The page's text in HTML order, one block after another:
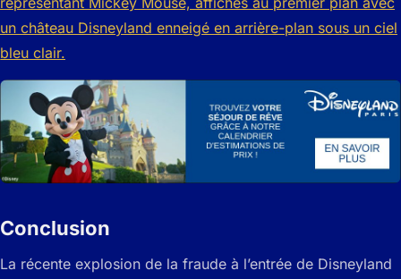
Conclusion
La récente explosion de la fraude à l’entrée de Disneyland